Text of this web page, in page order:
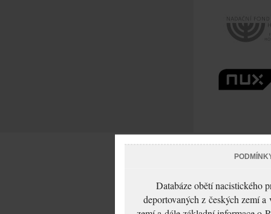
Databáze obětí nacistického
deportovaných z českých zemí